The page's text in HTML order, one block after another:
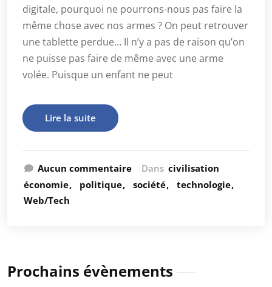
digitale, pourquoi ne pourrons-nous pas faire la
même chose avec nos armes ? On peut retrouver
une tablette perdue… Il n’y a pas de raison qu’on
ne puisse pas faire de même avec une arme
volée. Puisque un enfant ne peut
Lire la suite
Aucun commentaire Dans civilisation
économie
politique société
technologie
Web/Tech
Prochains évènements